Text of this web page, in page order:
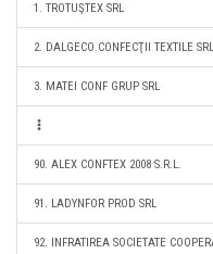
1. TROTUŞTEX SRL
2. DALGECO CONFECŢII TEXTILE SRL
3. MATEI CONF GRUP SRL
90. ALEX CONFTEX 2008 S.R.L.
91. LADYNFOR PROD SRL
92. INFRATIREA SOCIETATE